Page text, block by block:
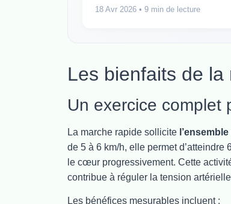
18 Avr 2026 • 9 min de lecture
Les bienfaits de
Un exercice complet
La marche rapide sollicite
de 5 à 6 km/h, elle permet
le cœur progressivement. Cette
contribue à réguler la tension
Les bénéfices mesurables incluent :